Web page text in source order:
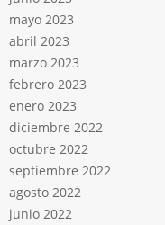
mayo 2023
abril 2023
marzo 2023
febrero 2023
enero 2023
diciembre 2022
octubre 2022
septiembre 2022
agosto 2022
junio 2022